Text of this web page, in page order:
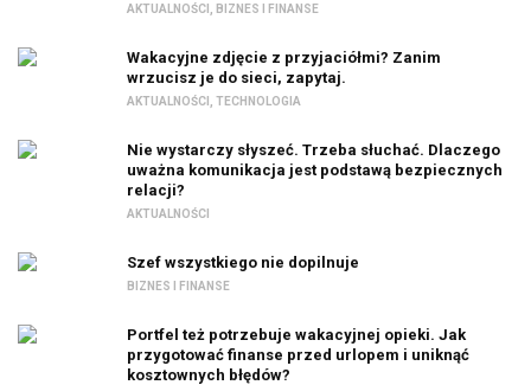
AKTUALNOŚCI BIZNES I FINANSE
Wakacyjne zdjęcie z przyjaciółmi? Zanim
wrzucisz je do sieci, zapytaj.
AKTUALNOŚCI TECHNOLOGIA
Nie wystarczy słyszeć. Trzeba słuchać. Dlaczego
uważna komunikacja jest podstawą bezpiecznych
relacji?
AKTUALNOŚCI
Szef wszystkiego nie dopilnuje
BIZNES I FINANSE
Portfel też potrzebuje wakacyjnej opieki. Jak
przygotować finanse przed urlopem i uniknąć
kosztownych błędów?